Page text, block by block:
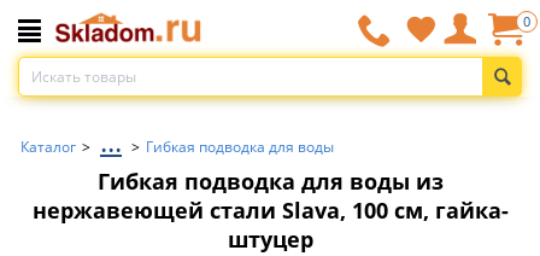
0
Каталог > ... > Гибкая подводка для воды
Гибкая подводка для воды из
нержавеющей стали Slava, 100 см, гайка-
штуцер